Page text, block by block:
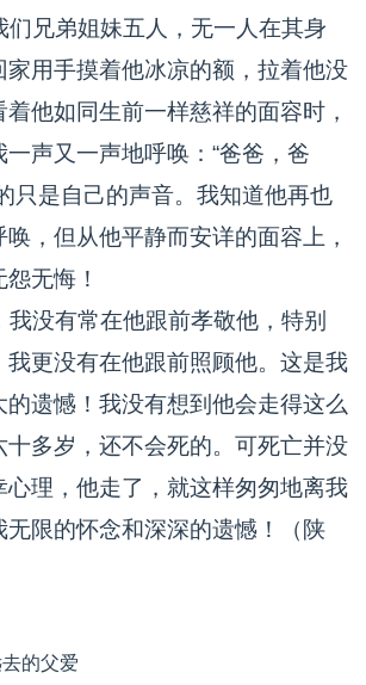
兄弟姐妹五人，无一人在其身
家用手摸着他冰凉的额，拉着他没
他如同生前一样慈祥的面容时，
声又一声地呼唤：“爸爸，爸
只是自己的声音。我知道他再也
，但从他平静而安详的面容上，
无悔！
没有常在他跟前孝敬他，特别
我更没有在他跟前照顾他。这是我
遗憾！我没有想到他会走得这么
十多岁，还不会死的。可死亡并没
心理，他走了，就这样匆匆地离我
无限的怀念和深深的遗憾！（陕
的父爱